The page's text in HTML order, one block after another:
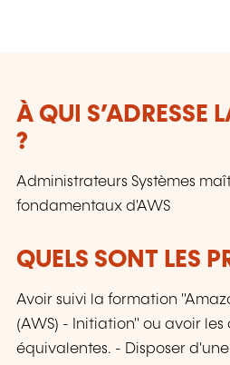
Autocad, Photoshop,
À QUI S’ADRESSE
?
Administrateurs Systèmes
fondamentaux d'AWS
QUELS SONT LES
Avoir suivi la formation
(AWS) - Initiation" ou avoir
équivalentes. - Disposer